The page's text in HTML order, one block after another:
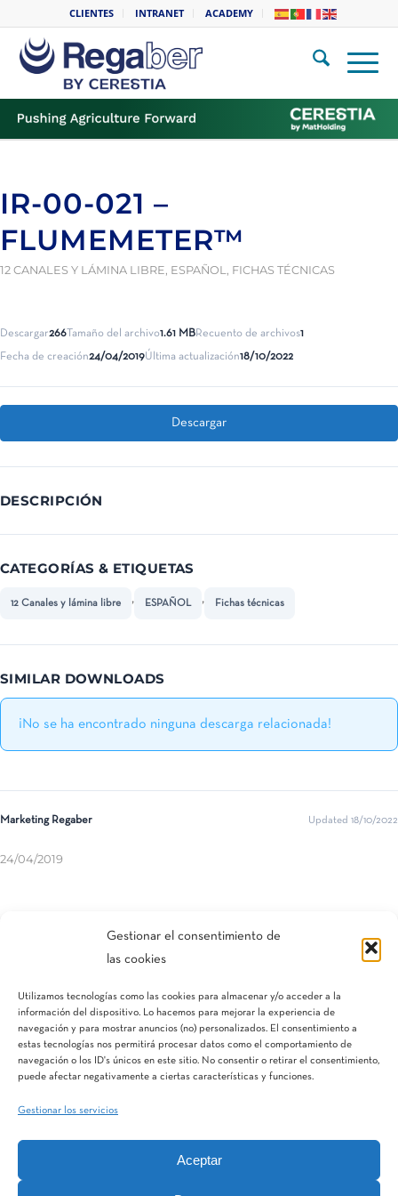
Gestionar el consentimiento de
las cookies
Utilizamos tecnologías como las cookies para almacenar y/o acceder a la
información del dispositivo. Lo hacemos para mejorar la experiencia de
navegación y para mostrar anuncios (no) personalizados. El consentimiento a
estas tecnologías nos permitirá procesar datos como el comportamiento de
navegación o los ID's únicos en este sitio. No consentir o retirar el consentimiento,
puede afectar negativamente a ciertas características y funciones.
Gestionar los servicios
Aceptar
CLIENTES INTRANET ACADEMY
IR-00-021 –
FLUMEMETER™
12 CANALES Y LÁMINA LIBRE, ESPAÑOL, FICHAS TÉCNICAS
Descargar266 Tamaño del archivo1.61 MBRecuento de archivos1
Fecha de creación24/04/2019Última actualización18/10/2022
Descargar
DESCRIPCIÓN
CATEGORÍAS & ETIQUETAS
12 Canales y lámina libre , ESPAÑOL , Fichas técnicas
SIMILAR DOWNLOADS
¡No se ha encontrado ninguna descarga relacionada!
Marketing Regaber Updated 18/10/2022
24/04/2019